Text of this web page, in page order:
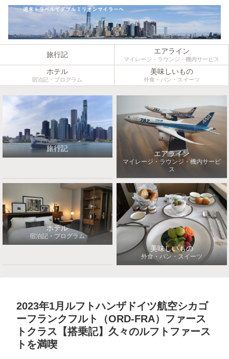
旅行記 エアライン
マイレージ・ラウンジ・機内サービス
ホテル
宿泊記・プログラム
美味しいもの
外食・パン・スイーツ
旅行記
エアライン
マイレージ・ラウンジ・機内サービ
ス
ホテル
宿泊記・プログラム
美味しいもの
外食・パン・スイーツ
2023年1月ルフトハンザドイツ航空シカゴ
ーフランクフルト（ORD-FRA）ファース
トクラス【搭乗記】久々のルフトファース
トを満喫